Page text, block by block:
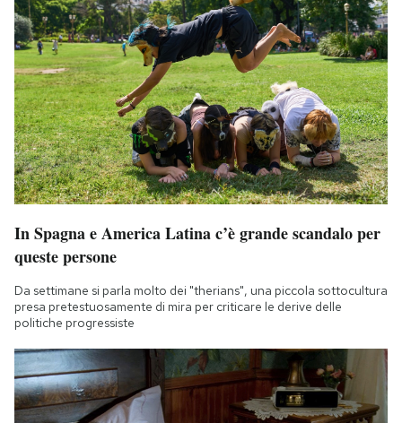
In Spagna e America Latina c’è grande scandalo per
queste persone
Da settimane si parla molto dei "therians", una piccola sottocultura
presa pretestuosamente di mira per criticare le derive delle
politiche progressiste